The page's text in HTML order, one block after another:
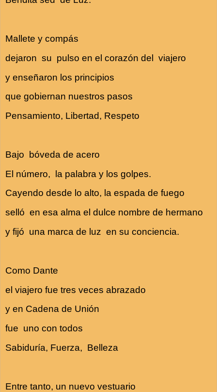
Mallete y compás
dejaron su pulso en el corazón del viajero
y enseñaron los principios
que gobiernan nuestros pasos
Pensamiento, Libertad, Respeto
Bajo bóveda de acero
El número, la palabra y los golpes.
Cayendo desde lo alto, la espada de fuego
selló en esa alma el dulce nombre de hermano
y fijó una marca de luz en su conciencia.
Como Dante
el viajero fue tres veces abrazado
y en Cadena de Unión
fue uno con todos
Sabiduría, Fuerza, Belleza
Entre tanto, un nuevo vestuario